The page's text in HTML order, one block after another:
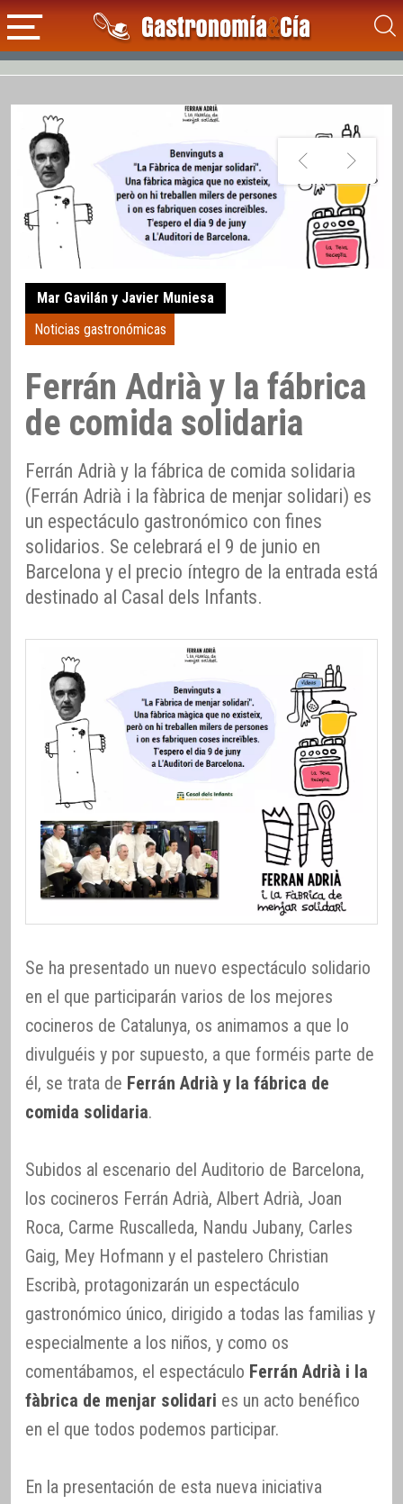
Mar Gavilán y Javier Muniesa
Noticias gastronómicas
Ferrán Adrià y la fábrica
de comida solidaria
Ferrán Adrià y la fábrica de comida solidaria
(Ferrán Adrià i la fàbrica de menjar solidari) es
un espectáculo gastronómico con fines
solidarios. Se celebrará el 9 de junio en
Barcelona y el precio íntegro de la entrada está
destinado al Casal dels Infants.
Se ha presentado un nuevo espectáculo solidario
en el que participarán varios de los mejores
cocineros de Catalunya, os animamos a que lo
divulguéis y por supuesto, a que forméis parte de
él, se trata de Ferrán Adrià y la fábrica de
comida solidaria.
Subidos al escenario del Auditorio de Barcelona,
los cocineros Ferrán Adrià, Albert Adrià, Joan
Roca, Carme Ruscalleda, Nandu Jubany, Carles
Gaig, Mey Hofmann y el pastelero Christian
Escribà, protagonizarán un espectáculo
gastronómico único, dirigido a todas las familias y
especialmente a los niños, y como os
comentábamos, el espectáculo Ferrán Adrià i la
fàbrica de menjar solidari es un acto benéfico
en el que todos podemos participar.
En la presentación de esta nueva iniciativa